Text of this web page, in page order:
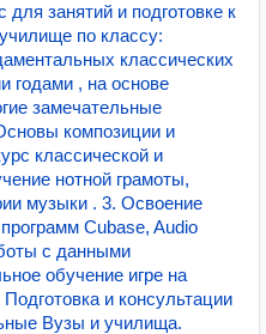
занятий и подготовке к
по классу:
классических
годами , на основе
замечательные
композиции и
классической и
нотной грамоты,
музыки . 3. Освоение
Cubase, Audio
с данными
обучение игре на
и консультации
Вузы и училища.